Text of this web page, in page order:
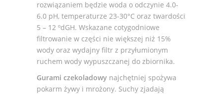
rozwiązaniem będzie woda o odczynie 4.0-
6.0 pH, temperaturze 23-30°C oraz twardości
5 – 12 ºdGH. Wskazane cotygodniowe
filtrowanie w części nie większej niż 15%
wody oraz wydajny filtr z przyłumionym
ruchem wody wypuszczanej do zbiornika.
Gurami czekoladowy najchętniej spożywa
pokarm żywy i mrożony. Suchy zjadają